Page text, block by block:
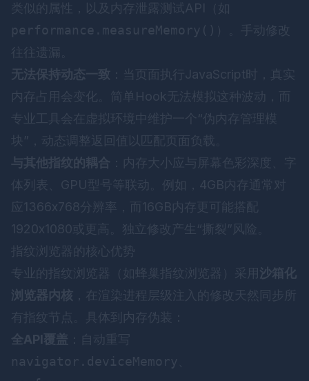
类似的属性，以及内存泄露测试API（如
performance.measureMemory() ）。手动修改
往往遗漏。
无法保持动态一致 ：当页面执行JavaScript时，真实
内存占用会变化。简单Hook无法模拟这种波动，而
专业工具会在虚拟环境中维护一个“伪内存管理模
块”，动态调整返回值以匹配页面负载。
与其他指纹的耦合 ：内存大小应与屏幕色彩深度、字
体列表、GPU型号等联动。例如，4GB内存通常对
应1366x768分辨率，而16GB内存更可能搭配
1920x1080或更高。独立修改产生“撕裂”风险。
指纹浏览器的核心优势
专业的指纹浏览器（如 蜂巢指纹浏览器 ）采用 沙箱化
浏览器内核 ，在渲染进程层级注入的修改天然同步所
有指纹节点。具体到内存伪装：
全API覆盖 ：自动重写
navigator.deviceMemory